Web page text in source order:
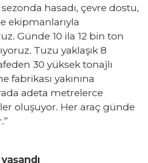
hasadı, çevre dostu,
ekipmanlarıyla
Günde 10 ila 12 bin ton
Tuzu yaklaşık 8
30 yüksek tonajlı
fabrikası yakınına
adeta metrelerce
oluşuyor. Her araç günde